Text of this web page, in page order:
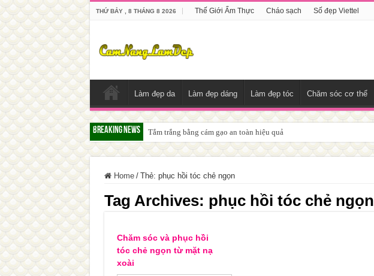
THỨ BẢY , 8 THÁNG 8 2026 Thế Giới Ẩm Thực Cháo sạch Số đẹp Viettel
Làm đẹp da Làm đẹp dáng Làm đẹp tóc Chăm sóc cơ thể
Breaking News Tắm trắng bằng cám gạo an toàn hiệu quả
Home / Thẻ: phục hồi tóc chẻ ngọn
Tag Archives: phục hồi tóc chẻ ngọn
Chăm sóc và phục hồi
tóc chẻ ngọn từ mặt nạ
xoài